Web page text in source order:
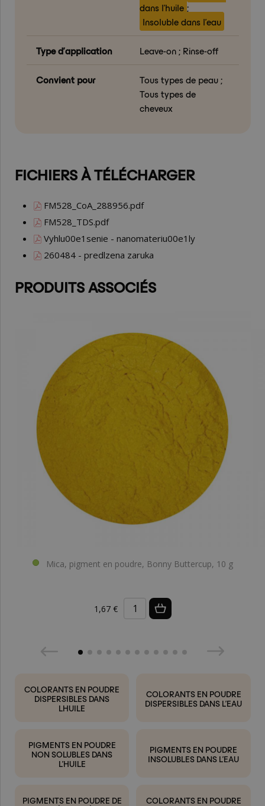
dans l’huile ;
Insoluble dans l’eau
Type d’application Leave-on ; Rinse-off
Convient pour
Tous types de peau ;
Tous types de
cheveux
FICHIERS À TÉLÉCHARGER
FM528_CoA_288956.pdf
FM528_TDS.pdf
Vyhlu00e1senie - nanomateriu00e1ly
260484 - predlzena zaruka
PRODUITS ASSOCIÉS
Mica, pigment en poudre, Bonny Buttercup, 10 g
1,67 €
COLORANTS EN POUDRE
DISPERSIBLES DANS
LHUILE
COLORANTS EN POUDRE
DISPERSIBLES DANS L’EAU
PIGMENTS EN POUDRE
NON SOLUBLES DANS
L’HUILE
PIGMENTS EN POUDRE
INSOLUBLES DANS L’EAU
PIGMENTS EN POUDRE DE
COLORANTS EN POUDRE